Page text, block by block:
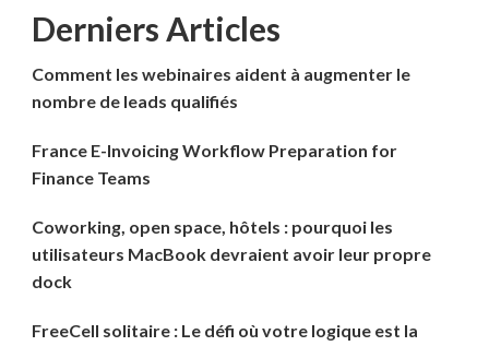
Derniers Articles
Comment les webinaires aident à augmenter le
nombre de leads qualifiés
France E-Invoicing Workflow Preparation for
Finance Teams
Coworking, open space, hôtels : pourquoi les
utilisateurs MacBook devraient avoir leur propre
dock
FreeCell solitaire : Le défi où votre logique est la